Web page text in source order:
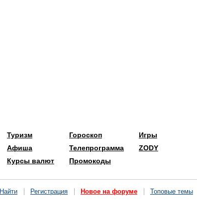
Туризм
Афиша
Курсы валют
Гороскоп
Телепрограмма
Промокоды
Игры
ZODY
Найти Регистрация Новое на форуме Топовые темы